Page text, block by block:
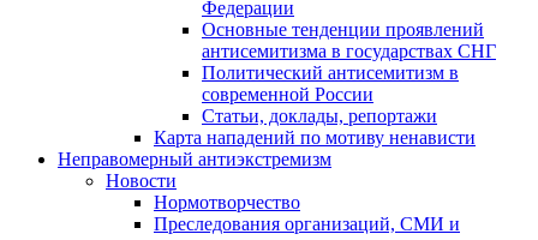
Федерации
Основные тенденции проявлений
антисемитизма в государствах СНГ
Политический антисемитизм в
современной России
Статьи, доклады, репортажи
Карта нападений по мотиву ненависти
Неправомерный антиэкстремизм
Новости
Нормотворчество
Преследования организаций, СМИ и